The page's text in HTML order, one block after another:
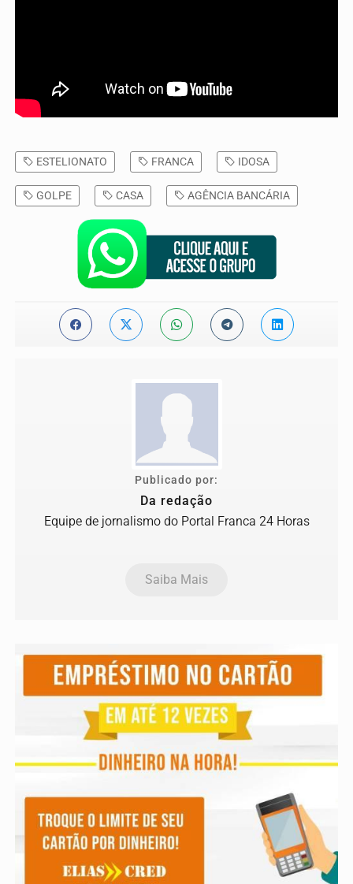
ESTELIONATO FRANCA IDOSA
GOLPE CASA AGÊNCIA BANCÁRIA
Publicado por:
Da redação
Equipe de jornalismo do Portal Franca 24 Horas
Saiba Mais